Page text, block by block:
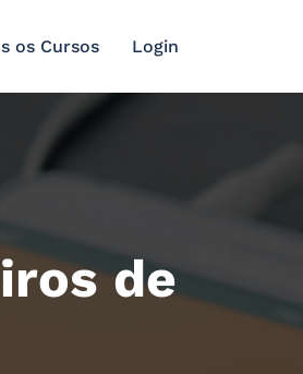
os Cursos Login
de